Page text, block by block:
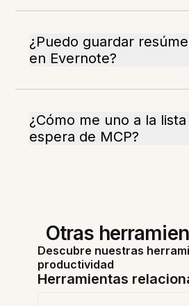
¿Puedo guardar
en Evernote?
¿Cómo me uno a la
espera de MCP?
Otras
Descubre nuestras
productividad
Herramientas